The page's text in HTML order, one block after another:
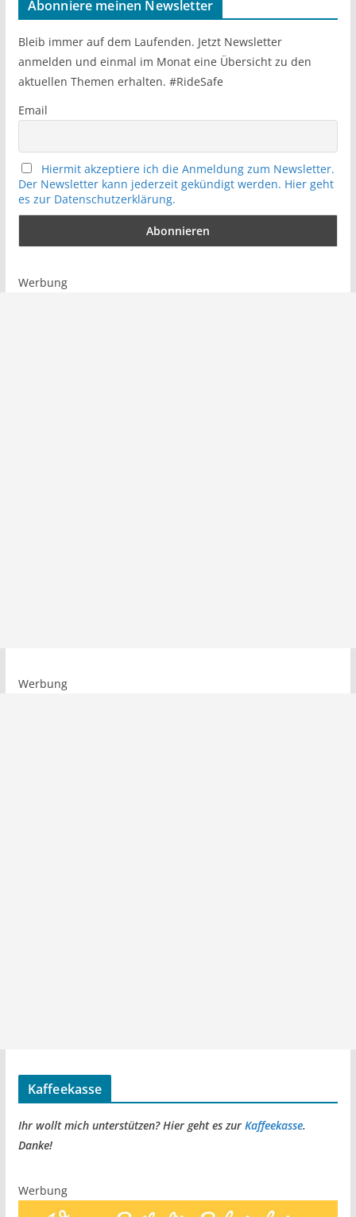
h
Abonniere meinen Newsletter
Bleib immer auf dem Laufenden. Jetzt Newsletter
anmelden und einmal im Monat eine Übersicht zu den
aktuellen Themen erhalten. #RideSafe
Email
Hiermit akzeptiere ich die Anmeldung zum Newsletter.
Der Newsletter kann jederzeit gekündigt werden. Hier geht
es zur Datenschutzerklärung.
Werbung
Werbung
Kaffeekasse
Ihr wollt mich unterstützen? Hier geht es zur Kaffeekasse.
Danke!
Werbung